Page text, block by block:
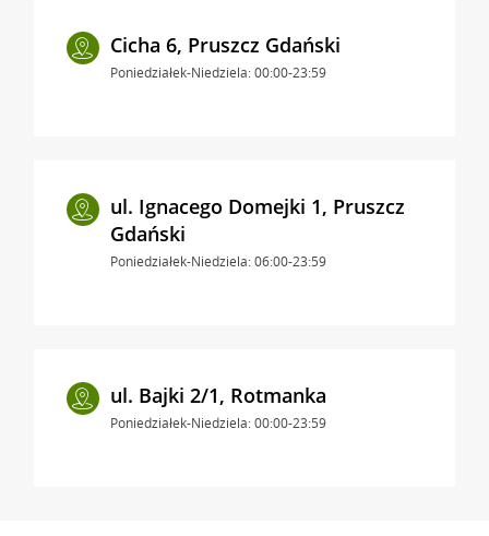
Cicha 6, Pruszcz Gdański
Poniedziałek-Niedziela: 00:00-23:59
ul. Ignacego Domejki 1, Pruszcz
Gdański
Poniedziałek-Niedziela: 06:00-23:59
ul. Bajki 2/1, Rotmanka
Poniedziałek-Niedziela: 00:00-23:59